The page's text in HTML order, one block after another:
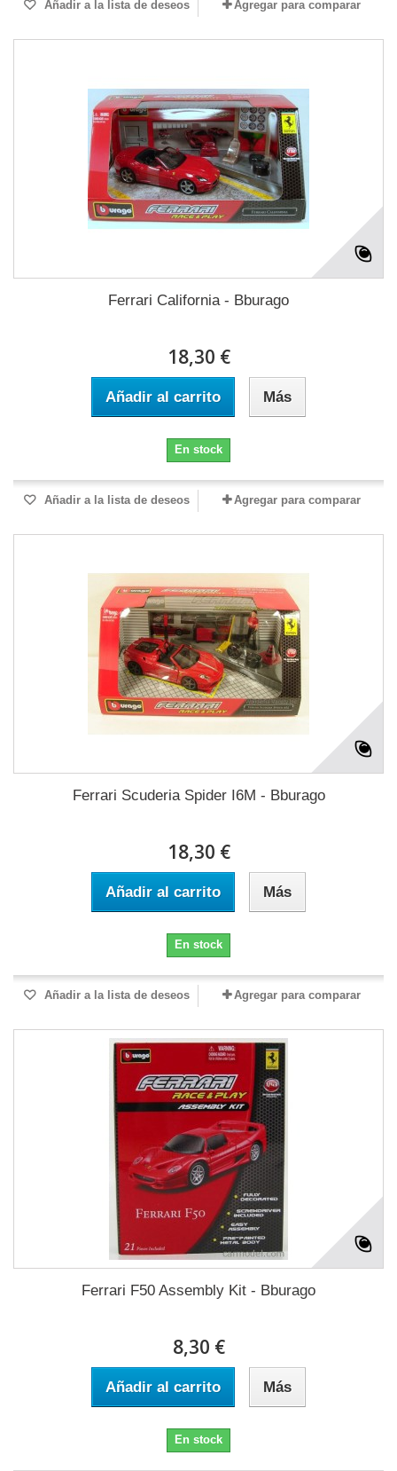
Añadir a la lista de deseos Agregar para comparar
Ferrari California - Bburago
18,30 €
Añadir al carrito Más
En stock
Añadir a la lista de deseos Agregar para comparar
Ferrari Scuderia Spider I6M - Bburago
18,30 €
Añadir al carrito Más
En stock
Añadir a la lista de deseos Agregar para comparar
Ferrari F50 Assembly Kit - Bburago
8,30 €
Añadir al carrito Más
En stock